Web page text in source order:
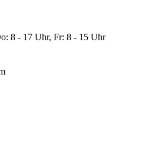
8 - 17 Uhr, Fr: 8 - 15 Uhr